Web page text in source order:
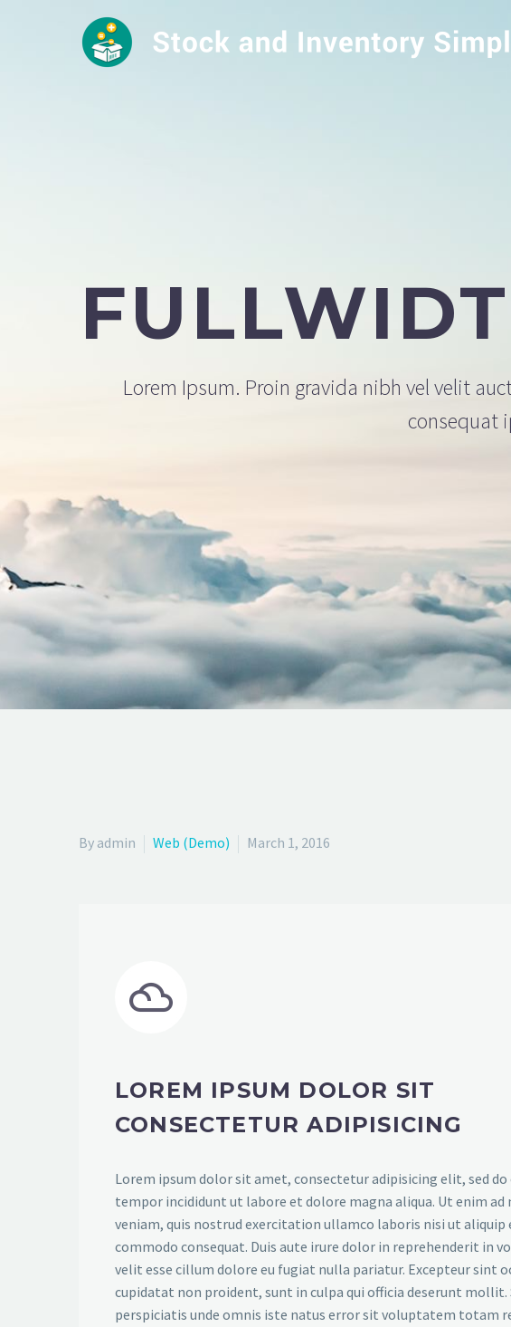
Lorem Ipsum. Proin gravida nibh vel velit
consequat
By admin Web (Demo) March 1, 2016


LOREM IPSUM DOLOR SIT
CONSECTETUR ADIPISICING
Lorem ipsum dolor sit amet, consectetur adipisicing elit, sed do
tempor incididunt ut labore et dolore magna aliqua. Ut enim ad
veniam, quis nostrud exercitation ullamco laboris nisi ut aliquip
commodo consequat. Duis aute irure dolor in reprehenderit in
velit esse cillum dolore eu fugiat nulla pariatur. Excepteur sint
cupidatat non proident, sunt in culpa qui officia deserunt mollit.
perspiciatis unde omnis iste natus error sit voluptatem totam